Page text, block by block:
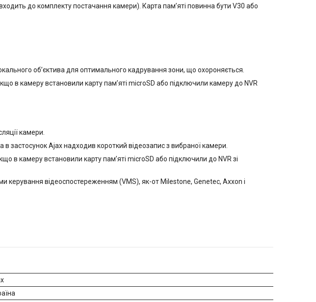
до комплекту постачання камери). Карта пам’яті повинна бути V30 або
обʼєктива для оптимального кадрування зони, що охороняється.
в камеру встановили карту памʼяті microSD або підключили камеру до NVR
камери.
застосунок Ajax надходив короткий відеозапис з вибраної камери.
в камеру встановили карту памʼяті microSD або підключили до NVR зі
керування відеоспостереженням (VMS), як-от Milestone, Genetec, Axxon і